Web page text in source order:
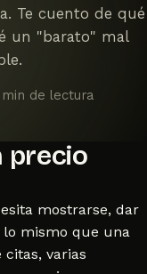
Te cuento de qué
un "barato" mal
min de lectura
precio
mostrarse, dar
mismo que una
varias